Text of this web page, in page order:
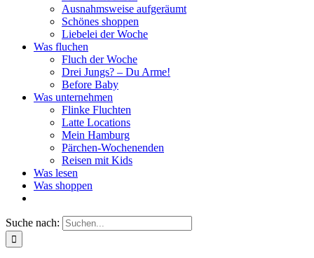
Ausnahmsweise aufgeräumt
Schönes shoppen
Liebelei der Woche
Was fluchen
Fluch der Woche
Drei Jungs? – Du Arme!
Before Baby
Was unternehmen
Flinke Fluchten
Latte Locations
Mein Hamburg
Pärchen-Wochenenden
Reisen mit Kids
Was lesen
Was shoppen
Suche nach: